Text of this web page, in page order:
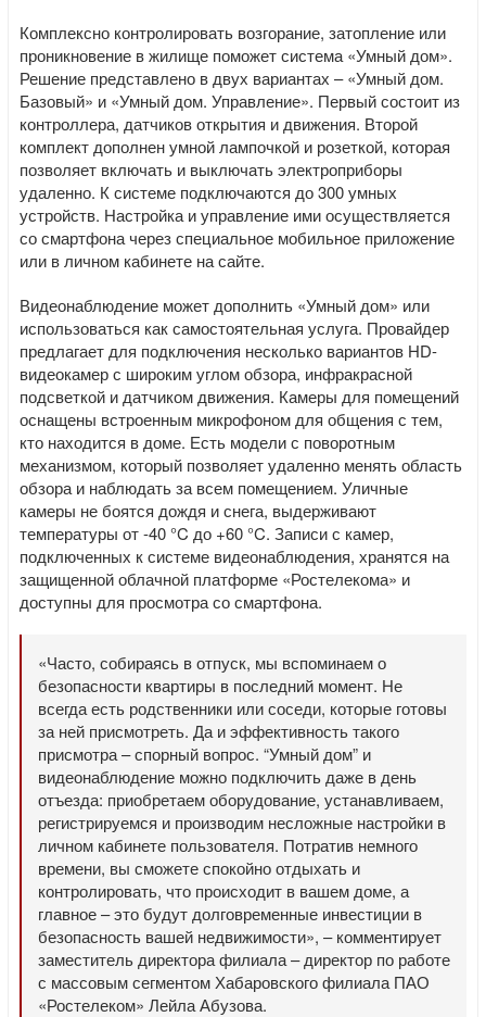
Комплексно контролировать возгорание, затопление или
проникновение в жилище поможет система «Умный дом».
Решение представлено в двух вариантах – «Умный дом.
Базовый» и «Умный дом. Управление». Первый состоит из
контроллера, датчиков открытия и движения. Второй
комплект дополнен умной лампочкой и розеткой, которая
позволяет включать и выключать электроприборы
удаленно. К системе подключаются до 300 умных
устройств. Настройка и управление ими осуществляется
со смартфона через специальное мобильное приложение
или в личном кабинете на сайте.
Видеонаблюдение может дополнить «Умный дом» или
использоваться как самостоятельная услуга. Провайдер
предлагает для подключения несколько вариантов HD-
видеокамер с широким углом обзора, инфракрасной
подсветкой и датчиком движения. Камеры для помещений
оснащены встроенным микрофоном для общения с тем,
кто находится в доме. Есть модели с поворотным
механизмом, который позволяет удаленно менять область
обзора и наблюдать за всем помещением. Уличные
камеры не боятся дождя и снега, выдерживают
температуры от -40 °C до +60 °C. Записи с камер,
подключенных к системе видеонаблюдения, хранятся на
защищенной облачной платформе «Ростелекома» и
доступны для просмотра со смартфона.
«Часто, собираясь в отпуск, мы вспоминаем о
безопасности квартиры в последний момент. Не
всегда есть родственники или соседи, которые готовы
за ней присмотреть. Да и эффективность такого
присмотра – спорный вопрос. “Умный дом” и
видеонаблюдение можно подключить даже в день
отъезда: приобретаем оборудование, устанавливаем,
регистрируемся и производим несложные настройки в
личном кабинете пользователя. Потратив немного
времени, вы сможете спокойно отдыхать и
контролировать, что происходит в вашем доме, а
главное – это будут долговременные инвестиции в
безопасность вашей недвижимости», – комментирует
заместитель директора филиала – директор по работе
с массовым сегментом Хабаровского филиала ПАО
«Ростелеком» Лейла Абузова.